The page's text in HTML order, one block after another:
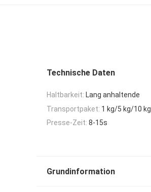
Technische Daten
Haltbarkeit: Lang anhaltende
Transportpaket: 1 kg/5 kg/10 kg
Presse-Zeit: 8-15s
Grundinformation